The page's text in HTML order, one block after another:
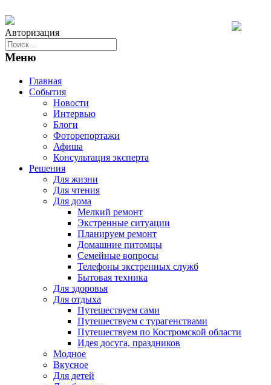
Авторизация
Меню
Главная
События
Новости
Интервью
Блоги
Фоторепортажи
Афиша
Консультация эксперта
Решения
Для жизни
Для чтения
Для дома
Мелкий ремонт
Экстренные ситуации
Планируем ремонт
Домашние питомцы
Семейные вопросы
Телефоны экстренных служб
Бытовая техника
Для здоровья
Для отдыха
Путешествуем сами
Путешествуем с турагенствами
Путешествуем по Костромской области
Идея досуга, праздников
Модное
Вкусное
Для детей